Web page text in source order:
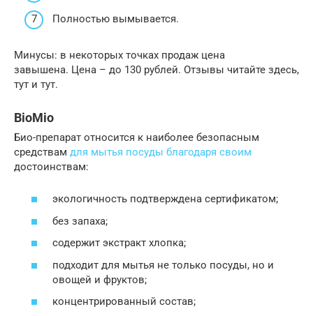
Полностью вымывается.
Минусы: в некоторых точках продаж цена
завышена. Цена – до 130 рублей. Отзывы читайте здесь,
тут и тут.
BioMio
Био-препарат относится к наиболее безопасным
средствам для мытья посуды благодаря своим
достоинствам:
экологичность подтверждена сертификатом;
без запаха;
содержит экстракт хлопка;
подходит для мытья не только посуды, но и
овощей и фруктов;
концентрированный состав;